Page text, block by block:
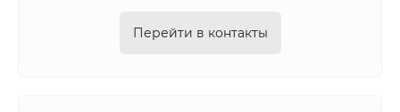
Перейти в контакты